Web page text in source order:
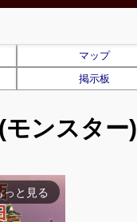
マップ
掲示板
ンスター)
っと見る